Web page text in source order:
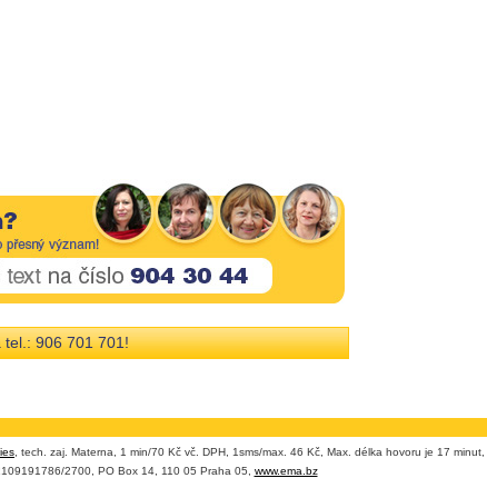
tel.: 906 701 701!
, tech. zaj. Materna, 1 min/70 Kč vč. DPH, 1sms/max. 46 Kč, Max. délka hovoru je 17 minut,
2700, PO Box 14, 110 05 Praha 05, www.ema.bz